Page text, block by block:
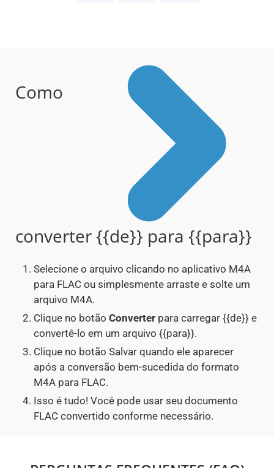
Como
converter {{de}} para {{para}}
Selecione o arquivo clicando no aplicativo M4A
para FLAC ou simplesmente arraste e solte um
arquivo M4A.
Clique no botão Converter para carregar {{de}} e
convertê-lo em um arquivo {{para}}.
Clique no botão Salvar quando ele aparecer
após a conversão bem-sucedida do formato
M4A para FLAC.
Isso é tudo! Você pode usar seu documento
FLAC convertido conforme necessário.